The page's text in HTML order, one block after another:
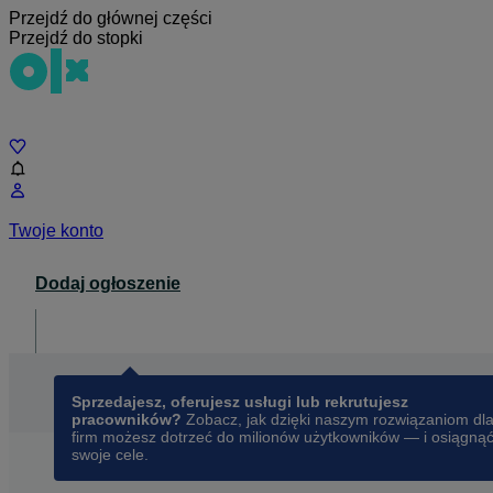
Przejdź do głównej części
Przejdź do stopki
Twoje konto
Dodaj ogłoszenie
Sprzedajesz, oferujesz usługi lub rekrutujesz
pracowników? Zobacz, jak dzięki naszym rozwiązaniom dla
firm możesz dotrzeć do milionów użytkowników — i osiągnąć
swoje cele.